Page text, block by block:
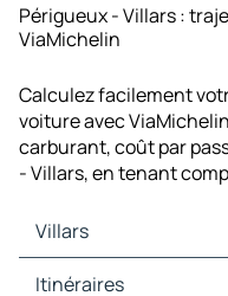
Périgueux - Villars :
ViaMichelin
Calculez facilement
voiture avec
carburant, coût par
- Villars, en tenant
Villars
Villars Cartes et plans
Itinéraires